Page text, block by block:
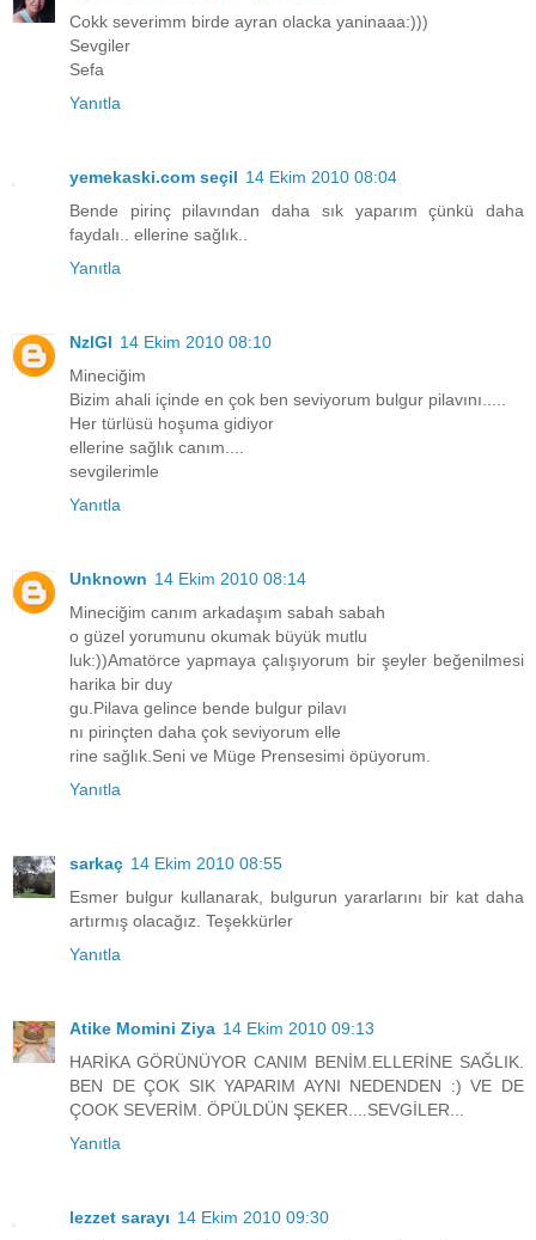
Cokk severimm birde ayran olacka yaninaaa:)))
Sevgiler
Sefa
Yanıtla
yemekaski.com seçil 14 Ekim 2010 08:04
Bende pirinç pilavından daha sık yaparım çünkü daha
faydalı.. ellerine sağlık..
Yanıtla
NzlGl 14 Ekim 2010 08:10
Mineciğim
Bizim ahali içinde en çok ben seviyorum bulgur pilavını.....
Her türlüsü hoşuma gidiyor
ellerine sağlık canım....
sevgilerimle
Yanıtla
Unknown 14 Ekim 2010 08:14
Mineciğim canım arkadaşım sabah sabah
o güzel yorumunu okumak büyük mutlu
luk:))Amatörce yapmaya çalışıyorum bir şeyler beğenilmesi
harika bir duy
gu.Pilava gelince bende bulgur pilavı
nı pirinçten daha çok seviyorum elle
rine sağlık.Seni ve Müge Prensesimi öpüyorum.
Yanıtla
sarkaç 14 Ekim 2010 08:55
Esmer bulgur kullanarak, bulgurun yararlarını bir kat daha
artırmış olacağız. Teşekkürler
Yanıtla
Atike Momini Ziya 14 Ekim 2010 09:13
HARİKA GÖRÜNÜYOR CANIM BENİM.ELLERİNE SAĞLIK.
BEN DE ÇOK SIK YAPARIM AYNI NEDENDEN :) VE DE
ÇOOK SEVERİM. ÖPÜLDÜN ŞEKER....SEVGİLER...
Yanıtla
lezzet sarayı 14 Ekim 2010 09:30